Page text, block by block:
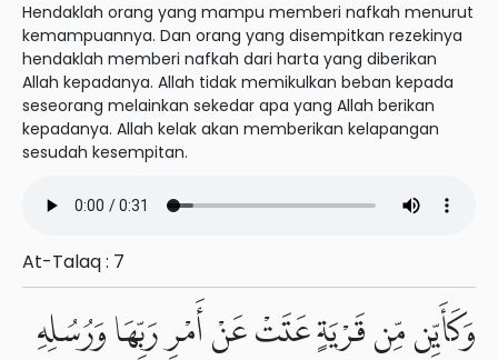
Hendaklah orang yang mampu memberi nafkah menurut
kemampuannya. Dan orang yang disempitkan rezekinya
hendaklah memberi nafkah dari harta yang diberikan
Allah kepadanya. Allah tidak memikulkan beban kepada
seseorang melainkan sekedar apa yang Allah berikan
kepadanya. Allah kelak akan memberikan kelapangan
sesudah kesempitan.
At-Talaq : 7
وَكَأَيِّن مِّن قَرْيَةٍ عَتَتْ عَنْ أَمْرِ رَبِّهَا وَرُسُلِهِۦ